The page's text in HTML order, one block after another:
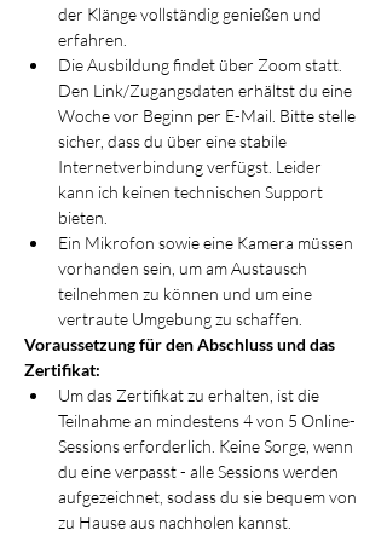
der Klänge vollständig genießen und
erfahren.
Die Ausbildung findet über Zoom statt.
Den Link/Zugangsdaten erhältst du eine
Woche vor Beginn per E-Mail. Bitte stelle
sicher, dass du über eine stabile
Internetverbindung verfügst. Leider
kann ich keinen technischen Support
bieten.
Ein Mikrofon sowie eine Kamera müssen
vorhanden sein, um am Austausch
teilnehmen zu können und um eine
vertraute Umgebung zu schaffen.
Voraussetzung für den Abschluss und das
Zertifikat:
Um das Zertifikat zu erhalten, ist die
Teilnahme an mindestens 4 von 5 Online-
Sessions erforderlich. Keine Sorge, wenn
du eine verpasst - alle Sessions werden
aufgezeichnet, sodass du sie bequem von
zu Hause aus nachholen kannst.